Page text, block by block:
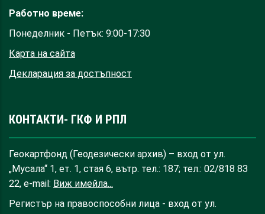
Работно време:
Понеделник - Петък: 9:00-17:30
Карта на сайта
Декларация за достъпност
КОНТАКТИ- ГКФ И РПЛ
Геокартфонд (Геодезически архив) – вход от ул.
„Мусала“ 1, ет. 1, стая 6, вътр. тел.: 187; тел.: 02/818 83
22, e-mail: Виж имейла...
Регистър на правоспособни лица - вход от ул.